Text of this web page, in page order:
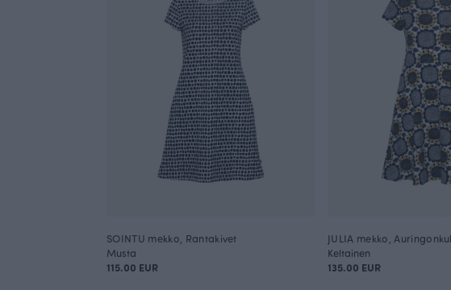
SOINTU mekko, Rantakivet
Musta
115.00 EUR
JULIA mekko,
Keltainen
135.00 EUR